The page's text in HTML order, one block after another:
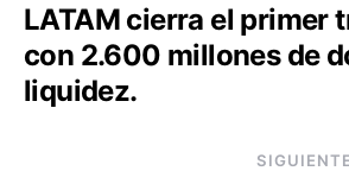
LATAM cierra el primer
con 2.600 millones de
liquidez.